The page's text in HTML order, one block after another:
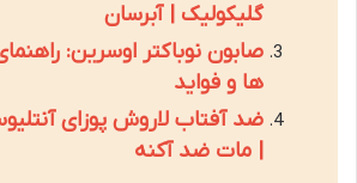
گلیکولیک | آبرسان
صابون نوباکتر اوسرین:
ها و فواید
| مات ضد آکنه